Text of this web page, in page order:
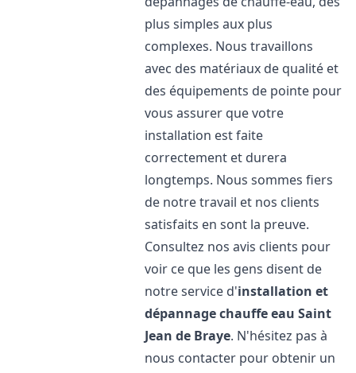
plus simples aux plus
complexes. Nous travaillons
avec des matériaux de qualité et
des équipements de pointe pour
vous assurer que votre
installation est faite
correctement et durera
longtemps. Nous sommes fiers
de notre travail et nos clients
satisfaits en sont la preuve.
Consultez nos avis clients pour
voir ce que les gens disent de
notre service d'installation et
dépannage chauffe eau Saint
Jean de Braye. N'hésitez pas à
nous contacter pour obtenir un